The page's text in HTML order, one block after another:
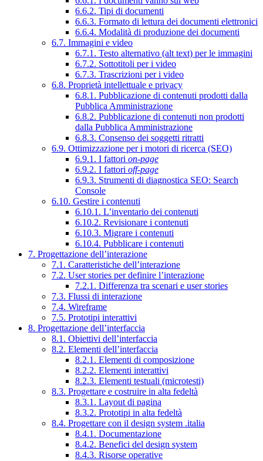
6.6.2. Tipi di documenti
6.6.3. Formato di lettura dei documenti elettronici
6.6.4. Modalità di produzione dei documenti
6.7. Immagini e video
6.7.1. Testo alternativo (alt text) per le immagini
6.7.2. Sottotitoli per i video
6.7.3. Trascrizioni per i video
6.8. Proprietà intellettuale e privacy
6.8.1. Pubblicazione di contenuti prodotti dalla
Pubblica Amministrazione
6.8.2. Pubblicazione di contenuti non prodotti
dalla Pubblica Amministrazione
6.8.3. Consenso dei soggetti ritratti
6.9. Ottimizzazione per i motori di ricerca (SEO)
6.9.1. I fattori on-page
6.9.2. I fattori off-page
6.9.3. Strumenti di diagnostica SEO: Search
Console
6.10. Gestire i contenuti
6.10.1. L’inventario dei contenuti
6.10.2. Revisionare i contenuti
6.10.3. Migrare i contenuti
6.10.4. Pubblicare i contenuti
7. Progettazione dell’interazione
7.1. Caratteristiche dell’interazione
7.2. User stories per definire l’interazione
7.2.1. Differenza tra scenari e user stories
7.3. Flussi di interazione
7.4. Wireframe
7.5. Prototipi interattivi
8. Progettazione dell’interfaccia
8.1. Obiettivi dell’interfaccia
8.2. Elementi dell’interfaccia
8.2.1. Elementi di composizione
8.2.2. Elementi interattivi
8.2.3. Elementi testuali (microtesti)
8.3. Progettare e costruire in alta fedeltà
8.3.1. Layout di pagina
8.3.2. Prototipi in alta fedeltà
8.4. Progettare con il design system .italia
8.4.1. Documentazione
8.4.2. Benefici del design system
8.4.3. Risorse operative